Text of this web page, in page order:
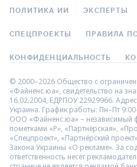
ПОЛИТИКА ИИ ЭКСПЕРТЫ
СПЕЦПРОЕКТЫ ПРАВИЛА
КОНФИДЕНЦИАЛЬНОСТЬ
© 2000–2026 Общество с
«Файненс.юа», свидетельство на
16.02.2004, ЕДРПОУ 22929966.
Украина. График работы: Пн–Пт
ООО «Файненс.юа» – независимый
пометками «Р», «Партнёрская»,
«Спецпроект», «Партнёрский
Закона Украины «О рекламе». За
ответственность несёт